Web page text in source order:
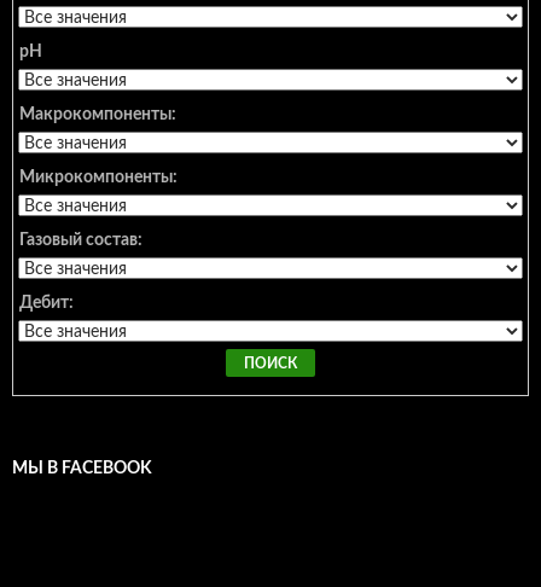
pH
Макрокомпоненты:
Микрокомпоненты:
Газовый состав:
Дебит:
МЫ В FACEBOOK